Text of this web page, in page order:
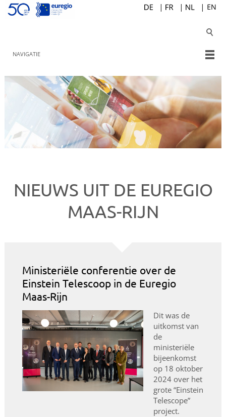
NAVIGATIE
NIEUWS UIT DE EUREGIO
MAAS-RIJN
Ministeriële conferentie over de
Einstein Telescoop in de Euregio
Maas-Rijn
Dit was de
uitkomst van
de
ministeriële
bijeenkomst
op 18 oktober
2024 over het
grote “Einstein
Telescope”
project.